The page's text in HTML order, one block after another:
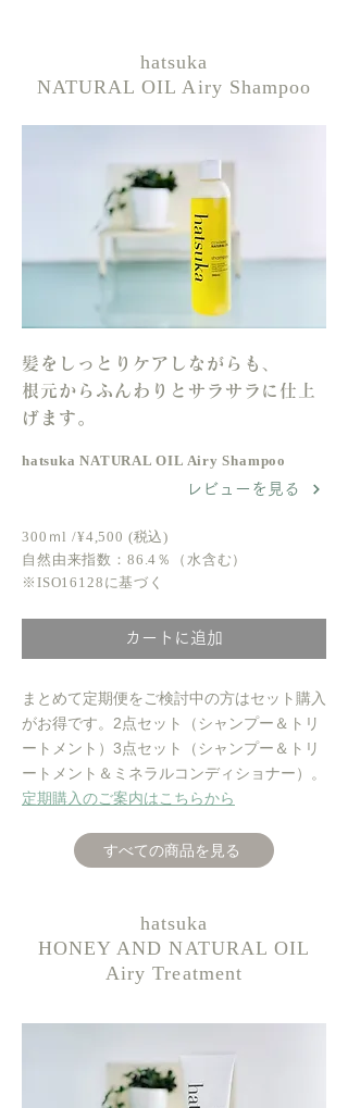
hatsuka
NATURAL OIL Airy Shampoo
髪をしっとりケアしながらも、
根元からふんわりとサラサラに仕上
げます。
hatsuka NATURAL OIL Airy Shampoo
レビューを見る
300ｍl /¥4,500 (税込)
自然由来指数：86.4％（水含む）
※ISO16128に基づく
カートに追加
まとめて定期便をご検討中の方はセット購入
がお得です。2点セット（シャンプー＆トリ
ートメント）3点セット（シャンプー＆トリ
ートメント＆ミネラルコンディショナー）。
​定期購入のご案内はこちらから
すべての商品を見る
hatsuka
HONEY AND NATURAL OIL
Airy Treatment